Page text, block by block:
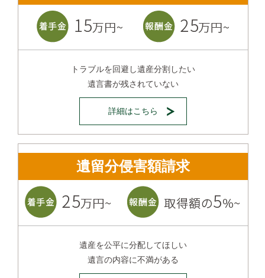
トラブルを回避し遺産分割したい
遺言書が残されていない
詳細はこちら
遺留分侵害額請求
遺産を公平に分配してほしい
遺言の内容に不満がある